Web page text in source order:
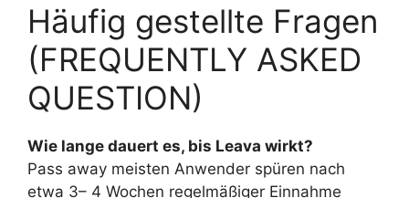
Häufig gestellte Fragen
(FREQUENTLY ASKED
QUESTION)
Wie lange dauert es, bis Leava wirkt?
Pass away meisten Anwender spüren nach
etwa 3– 4 Wochen regelmäßiger Einnahme